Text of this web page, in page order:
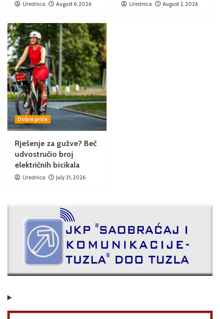
Urednica August 6, 2026 Urednica August 2, 2026
Dobre priče
Rješenje za gužve? Beč
udvostručio broj
električnih bicikala
Urednica July 31, 2026